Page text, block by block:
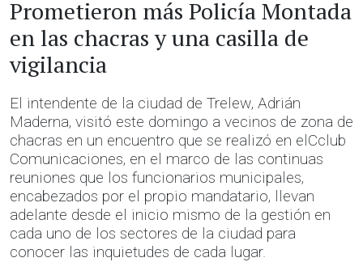
Prometieron más Policía Montada
en las chacras y una casilla de
vigilancia
El intendente de la ciudad de Trelew, Adrián
Maderna, visitó este domingo a vecinos de zona de
chacras en un encuentro que se realizó en elCclub
Comunicaciones, en el marco de las continuas
reuniones que los funcionarios municipales,
encabezados por el propio mandatario, llevan
adelante desde el inicio mismo de la gestión en
cada uno de los sectores de la ciudad para
conocer las inquietudes de cada lugar.